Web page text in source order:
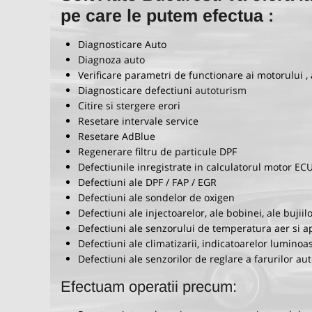
pe care le putem efectua :
Diagnosticare Auto
Diagnoza auto
Verificare parametri de functionare ai motorului ,
Diagnosticare defectiuni autoturism
Citire si stergere erori
Resetare intervale service
Resetare AdBlue
Regenerare filtru de particule DPF
Defectiunile inregistrate in calculatorul motor ECU
Defectiuni ale DPF / FAP / EGR
Defectiuni ale sondelor de oxigen
Defectiuni ale injectoarelor, ale bobinei, ale
Defectiuni ale senzorului de temperatura aer si
Defectiuni ale climatizarii, indicatoarelor
Defectiuni ale senzorilor de reglare a farurilor
Efectuam operatii precum:
Cu o experienta de peste 10 ani in diagnoza auto,
service-ul nostru este alegerea perfecta pentru a
optimizare soft si pentru a preintampina eventualele